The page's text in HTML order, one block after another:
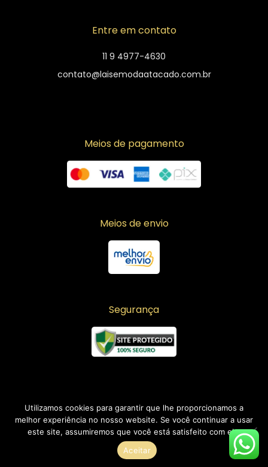
Entre em contato
11 9 4977-4630
contato@laisemodaatacado.com.br
Meios de pagamento
Meios de envio
Segurança
Copyright © 2026 Laise Moda Atacado | Desenvolvido por
JK DIGITAL
Utilizamos cookies para garantir que lhe proporcionamos a
melhor experiência no nosso website. Se você continuar a usar
este site, assumiremos que você está satisfeito com ele.
Aceitar